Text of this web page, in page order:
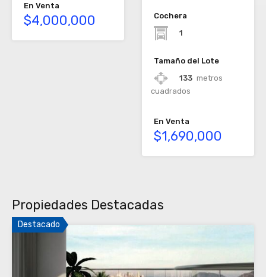
En Venta
$4,000,000
Cochera
1
Tamaño del Lote
133 metros
cuadrados
En Venta
$1,690,000
Propiedades Destacadas
Destacado